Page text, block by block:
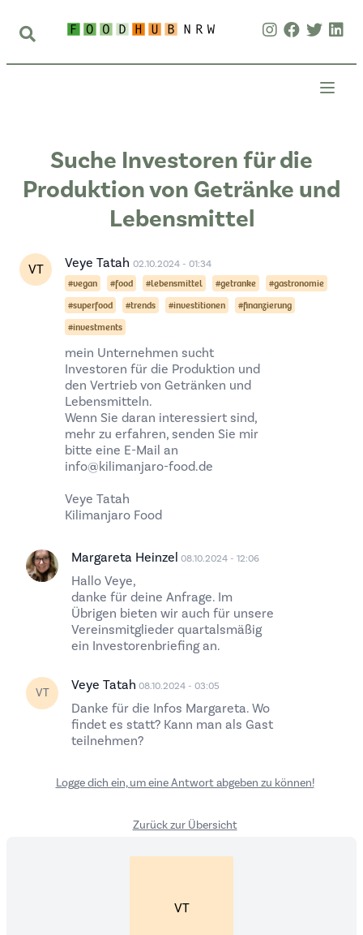
Suche Investoren für die
Produktion von Getränke und
Lebensmittel
VT Veye Tatah 02.10.2024 - 01:34
#vegan #food #lebensmittel #getranke
#gastronomie
#superfood
#trends #investitionen
#finanzierung
#investments
mein Unternehmen sucht
Investoren für die Produktion und
den Vertrieb von Getränken und
Lebensmitteln.
Wenn Sie daran interessiert sind,
mehr zu erfahren, senden Sie mir
bitte eine E-Mail an
info@kilimanjaro-food.de
Veye Tatah
Kilimanjaro Food
Margareta Heinzel 08.10.2024 - 12:06
Hallo Veye,
danke für deine Anfrage. Im
Übrigen bieten wir auch für unsere
Vereinsmitglieder quartalsmäßig
ein Investorenbriefing an.
VT Veye Tatah 08.10.2024 - 03:05
Danke für die Infos Margareta. Wo
findet es statt? Kann man als Gast
teilnehmen?
Logge dich ein, um eine Antwort abgeben zu können!
Zurück zur Übersicht
VT